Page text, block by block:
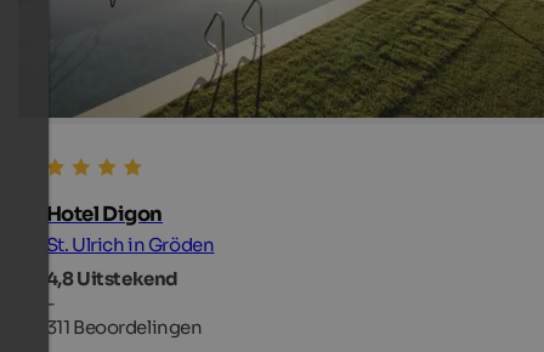
Hotel Digon
St. Ulrich in Gröden
4,8Uitstekend
-
311 Beoordelingen